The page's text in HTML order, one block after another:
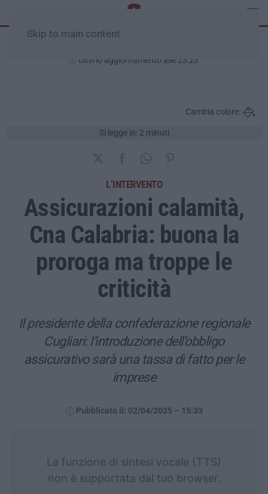
Skip to main content
Ultimo aggiornamento alle 23:23
Si legge in: 2 minuti
Cambia colore:
L’INTERVENTO
Assicurazioni calamità,
Cna Calabria: buona la
proroga ma troppe le
criticità
Il presidente della confederazione regionale
Cugliari: l’introduzione dell’obbligo
assicurativo sarà una tassa di fatto per le
imprese
Pubblicato il: 02/04/2025 – 15:33
La funzione di sintesi vocale (TTS)
non è supportata dal tuo browser.